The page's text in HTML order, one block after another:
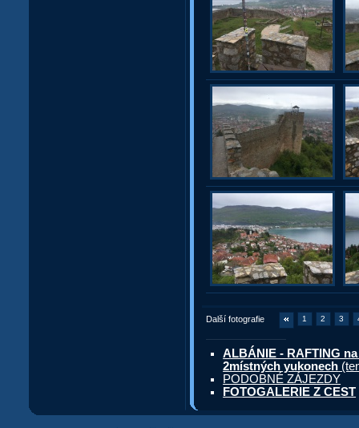
Další fotografie 1 2 3
ALBÁNIE - RAFTING
2místných yukonech
PODOBNÉ ZÁJEZDY
FOTOGALERIE Z CEST